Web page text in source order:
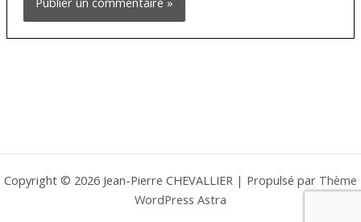
Copyright © 2026 Jean-Pierre CHEVALLIER | Propulsé par Thème
WordPress Astra